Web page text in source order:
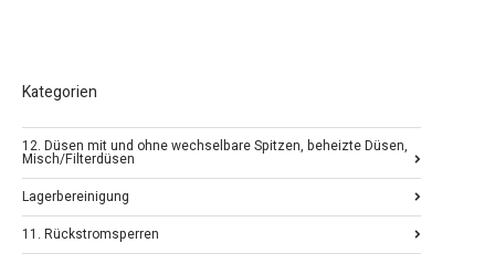
Kategorien
12. Düsen mit und ohne wechselbare Spitzen, beheizte Düsen,
Misch/Filterdüsen
Lagerbereinigung
11. Rückstromsperren